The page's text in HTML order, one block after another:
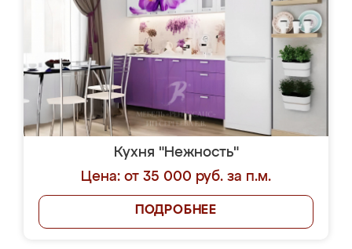
Кухня "Нежность"
Цена: от 35 000 руб. за п.м.
ПОДРОБНЕЕ